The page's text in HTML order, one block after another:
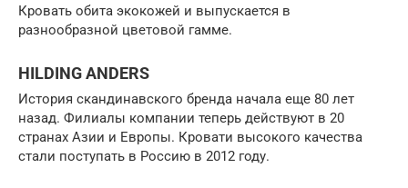
Кровать обита экокожей и выпускается в
разнообразной цветовой гамме.
HILDING ANDERS
История скандинавского бренда начала еще 80 лет
назад. Филиалы компании теперь действуют в 20
странах Азии и Европы. Кровати высокого качества
стали поступать в Россию в 2012 году.